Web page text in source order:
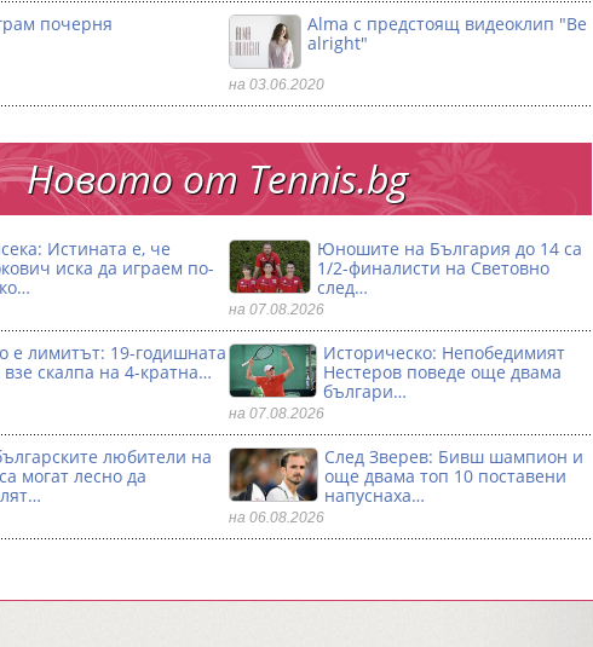
почерня
Alma с предстоящ видеоклип "Be
alright"
на 03.06.2020
Новото от Тennis.bg
Истината е, че
иска да играем по-
Юношите на България до 14 са
1/2-финалисти на Световно
след…
на 07.08.2026
е лимитът: 19-годишната
скалпа на 4-кратна…
Историческо: Непобедимият
Нестеров поведе още двама
българи…
на 07.08.2026
любители на
могат лесно да
След Зверев: Бивш шампион и
още двама топ 10 поставени
напуснаха…
на 06.08.2026